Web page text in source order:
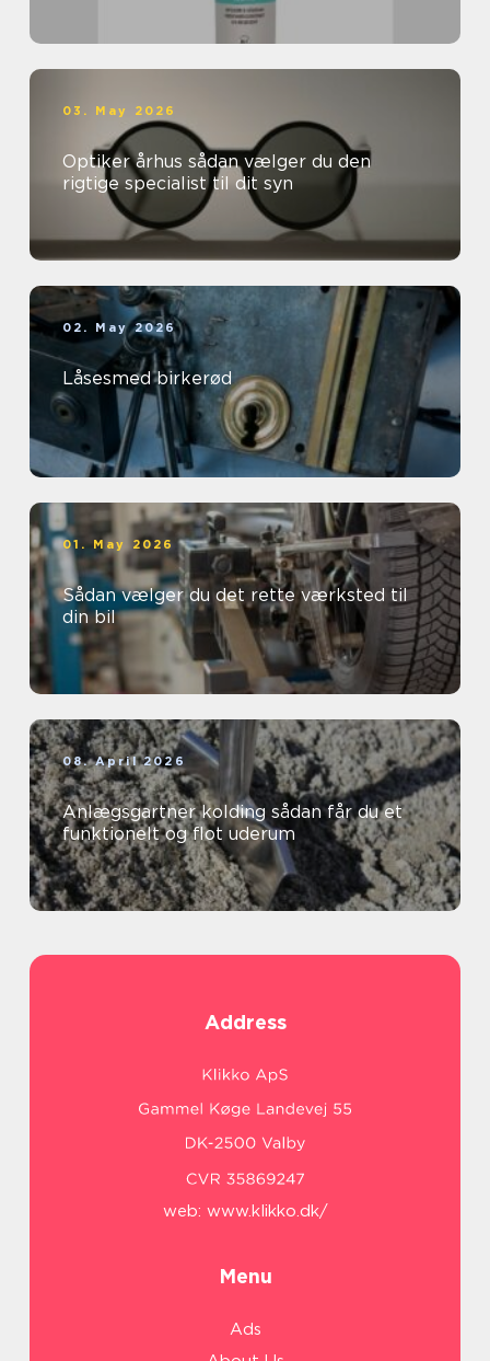
03. May 2026
Optiker århus sådan vælger du den
rigtige specialist til dit syn
02. May 2026
Låsesmed birkerød
01. May 2026
Sådan vælger du det rette værksted til
din bil
08. April 2026
Anlægsgartner kolding sådan får du et
funktionelt og flot uderum
Address
web: www.klikko.dk/
Menu
Ads